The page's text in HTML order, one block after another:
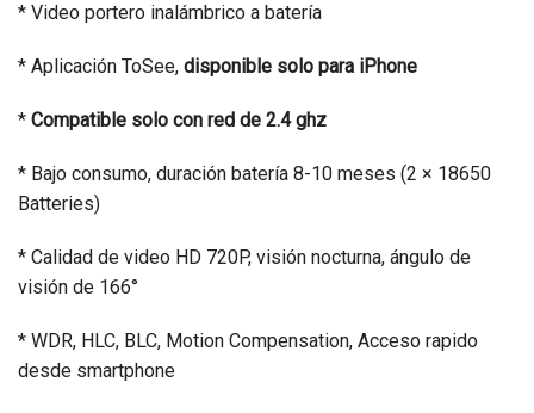
* Video portero inalámbrico a batería
* Aplicación ToSee, disponible solo para iPhone
* Compatible solo con red de 2.4 ghz
* Bajo consumo, duración batería 8-10 meses (2 × 18650
Batteries)
* Calidad de video HD 720P, visión nocturna, ángulo de
visión de 166°
* WDR, HLC, BLC, Motion Compensation, Acceso rapido
desde smartphone